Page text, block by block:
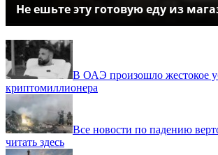
Не ешьте эту готовую еду из
В ОАЭ произошло жестокое
криптомиллионера
Все новости по падению
читать здесь